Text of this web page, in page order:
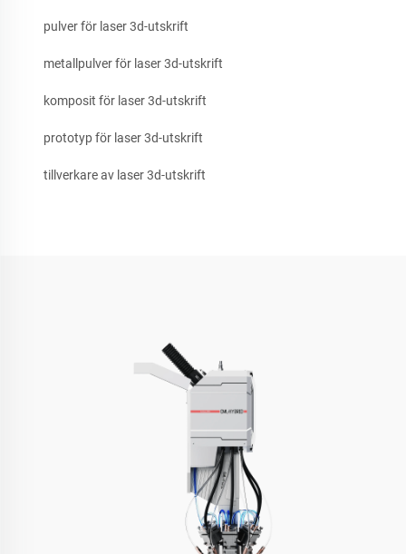
pulver för laser 3d-utskrift
metallpulver för laser 3d-utskrift
komposit för laser 3d-utskrift
prototyp för laser 3d-utskrift
tillverkare av laser 3d-utskrift